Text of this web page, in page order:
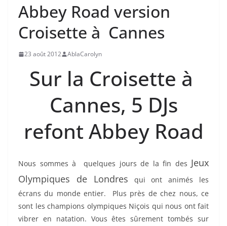
Abbey Road version
Croisette à Cannes
23 août 2012 AblaCarolyn
Sur la Croisette à
Cannes, 5 DJs
refont Abbey Road
Nous sommes à quelques jours de la fin des Jeux
Olympiques de Londres qui ont animés les
écrans du monde entier. Plus près de chez nous, ce
sont les champions olympiques Niçois qui nous ont fait
vibrer en natation. Vous êtes sûrement tombés sur